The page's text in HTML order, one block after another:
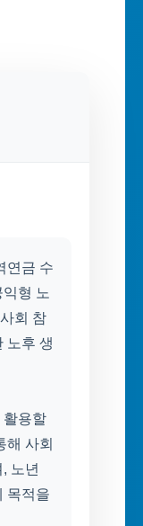
연금 수
형 노
회 참
노후 생
활용할
해 사회
노년
목적을